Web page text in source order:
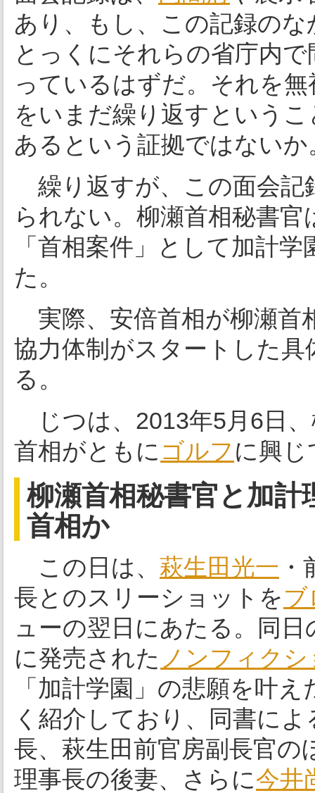
あり、もし、この記録の
とっくにそれらの省庁内
っているはずだ。それを
をいまだ繰り返すという
あるという証拠ではないか
繰り返すが、この面会記
られない。柳瀬首相秘書
「首相案件」として加計
た。
実際、安倍首相が柳瀬首
協力体制がスタートした
る。
じつは、2013年5月6日
首相がともに ゴルフ に興
柳瀬首相秘書官と加
首相か
この日は、 萩生田光一
長とのスリーショットをブ
ューの翌日にあたる。同
に発売された ノンフィク
「加計学園」の悲願を叶
く紹介しており、同書に
長、萩生田前官房副長官の
理事長の後妻、さらに今井